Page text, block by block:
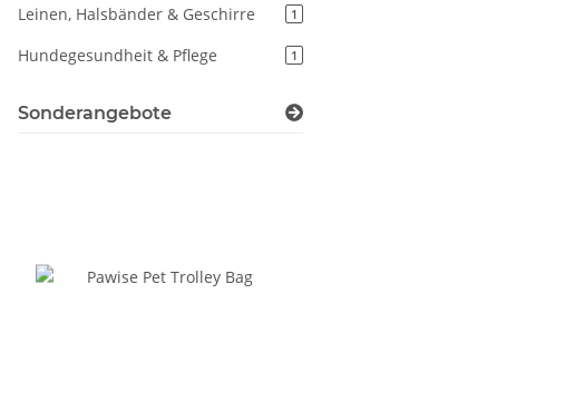
Leinen, Halsbänder & Geschirre 1
Hundegesundheit & Pflege 1
Sonderangebote